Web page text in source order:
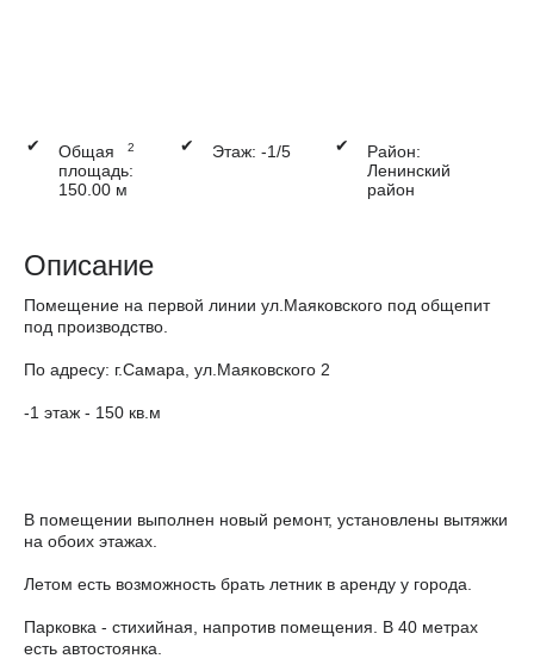
✔
Общая
площадь:
150.00 м
2 ✔ Этаж: -1/5 ✔
Район:
Ленинский
район
Описание
Помещение на первой линии ул.Маяковского под общепит
под производство.
По адресу: г.Самара, ул.Маяковского 2
-1 этаж - 150 кв.м
В помещении выполнен новый ремонт, установлены вытяжки
на обоих этажах.
Летом есть возможность брать летник в аренду у города.
Парковка - стихийная, напротив помещения. В 40 метрах
есть автостоянка.